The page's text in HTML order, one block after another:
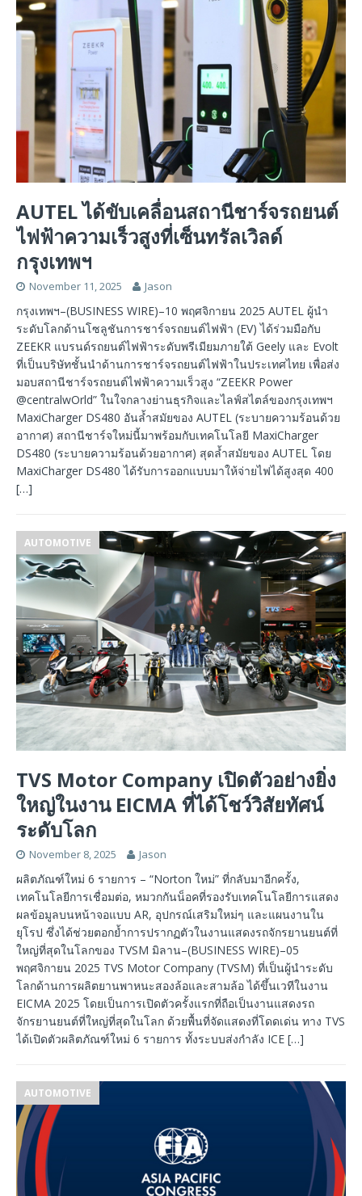
AUTEL ได้ขับเคลื่อนสถานีชาร์จรถยนต์
ไฟฟ้าความเร็วสูงที่เซ็นทรัลเวิลด์
กรุงเทพฯ
November 11, 2025 Jason
กรุงเทพฯ–(BUSINESS WIRE)–10 พฤศจิกายน 2025 AUTEL ผู้นำ
ระดับโลกด้านโซลูชันการชาร์จรถยนต์ไฟฟ้า (EV) ได้ร่วมมือกับ
ZEEKR แบรนด์รถยนต์ไฟฟ้าระดับพรีเมียมภายใต้ Geely และ Evolt
ที่เป็นบริษัทชั้นนำด้านการชาร์จรถยนต์ไฟฟ้าในประเทศไทย เพื่อส่ง
มอบสถานีชาร์จรถยนต์ไฟฟ้าความเร็วสูง “ZEEKR Power
@centralwOrld” ในใจกลางย่านธุรกิจและไลฟ์สไตล์ของกรุงเทพฯ
MaxiCharger DS480 อันล้ำสมัยของ AUTEL (ระบายความร้อนด้วย
อากาศ) สถานีชาร์จใหม่นี้มาพร้อมกับเทคโนโลยี MaxiCharger
DS480 (ระบายความร้อนด้วยอากาศ) สุดล้ำสมัยของ AUTEL โดย
MaxiCharger DS480 ได้รับการออกแบบมาให้จ่ายไฟได้สูงสุด 400
[…]
AUTOMOTIVE
TVS Motor Company เปิดตัวอย่างยิ่ง
ใหญ่ในงาน EICMA ที่ได้โชว์วิสัยทัศน์
ระดับโลก
November 8, 2025 Jason
ผลิตภัณฑ์ใหม่ 6 รายการ – “Norton ใหม่” ที่กลับมาอีกครั้ง,
เทคโนโลยีการเชื่อมต่อ, หมวกกันน็อคที่รองรับเทคโนโลยีการแสดง
ผลข้อมูลบนหน้าจอแบบ AR, อุปกรณ์เสริมใหม่ๆ และแผนงานใน
ยุโรป ซึ่งได้ช่วยตอกย้ำการปรากฏตัวในงานแสดงรถจักรยานยนต์ที่
ใหญ่ที่สุดในโลกของ TVSM มิลาน–(BUSINESS WIRE)–05
พฤศจิกายน 2025 TVS Motor Company (TVSM) ที่เป็นผู้นำระดับ
โลกด้านการผลิตยานพาหนะสองล้อและสามล้อ ได้ขึ้นเวทีในงาน
EICMA 2025 โดยเป็นการเปิดตัวครั้งแรกที่ถือเป็นงานแสดงรถ
จักรยานยนต์ที่ใหญ่ที่สุดในโลก ด้วยพื้นที่จัดแสดงที่โดดเด่น ทาง TVS
ได้เปิดตัวผลิตภัณฑ์ใหม่ 6 รายการ ทั้งระบบส่งกำลัง ICE […]
AUTOMOTIVE